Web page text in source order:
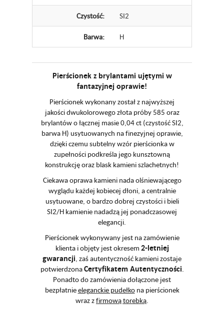
Czystość: SI2
Barwa: H
Pierścionek z brylantami ujętymi w
fantazyjnej oprawie!
Pierścionek wykonany został z najwyższej
jakości dwukolorowego złota próby 585 oraz
brylantów o łącznej masie 0,04 ct (czystość SI2,
barwa H) usytuowanych na finezyjnej oprawie,
dzięki czemu subtelny wzór pierścionka w
zupełności podkreśla jego kunsztowną
konstrukcję oraz blask kamieni szlachetnych!
Ciekawa oprawa kamieni nada olśniewającego
wyglądu każdej kobiecej dłoni, a centralnie
usytuowane, o bardzo dobrej czystości i bieli
SI2/H kamienie nadadzą jej ponadczasowej
elegancji.
Pierścionek wykonywany jest na zamówienie
klienta i objęty jest okresem 2-letniej
gwarancji, zaś autentyczność kamieni zostaje
potwierdzonaCertyfikatem Autentyczności.
Ponadto do zamówienia dołączone jest
bezpłatnieeleganckie pudełkona pierścionek
wraz zfirmową torebką.